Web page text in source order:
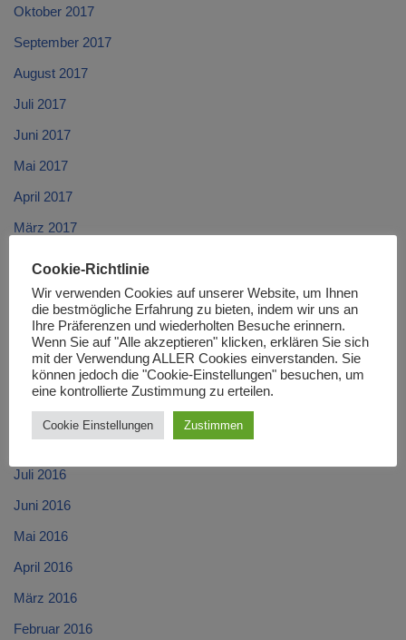
Oktober 2017
September 2017
August 2017
Juli 2017
Juni 2017
Mai 2017
April 2017
März 2017
Januar 2017
Dezember 2016
November 2016
Oktober 2016
September 2016
August 2016
Juli 2016
Juni 2016
Mai 2016
April 2016
März 2016
Februar 2016
Cookie-Richtlinie
Wir verwenden Cookies auf unserer Website, um Ihnen
die bestmögliche Erfahrung zu bieten, indem wir uns an
Ihre Präferenzen und wiederholten Besuche erinnern.
Wenn Sie auf "Alle akzeptieren" klicken, erklären Sie sich
mit der Verwendung ALLER Cookies einverstanden. Sie
können jedoch die "Cookie-Einstellungen" besuchen, um
eine kontrollierte Zustimmung zu erteilen.
Cookie Einstellungen Zustimmen